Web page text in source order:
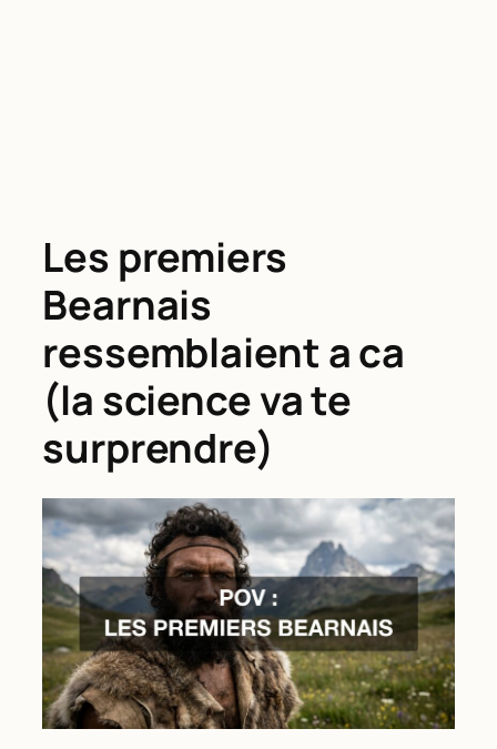
Les premiers
Bearnais
ressemblaient a ca
(la science va te
surprendre)